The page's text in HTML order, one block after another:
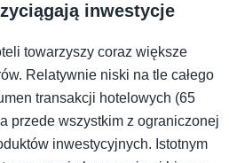
inwestycje
towarzyszy coraz większe
Relatywnie niski na tle całego
transakcji hotelowych (65
przede wszystkim z ograniczonej
inwestycyjnych. Istotnym